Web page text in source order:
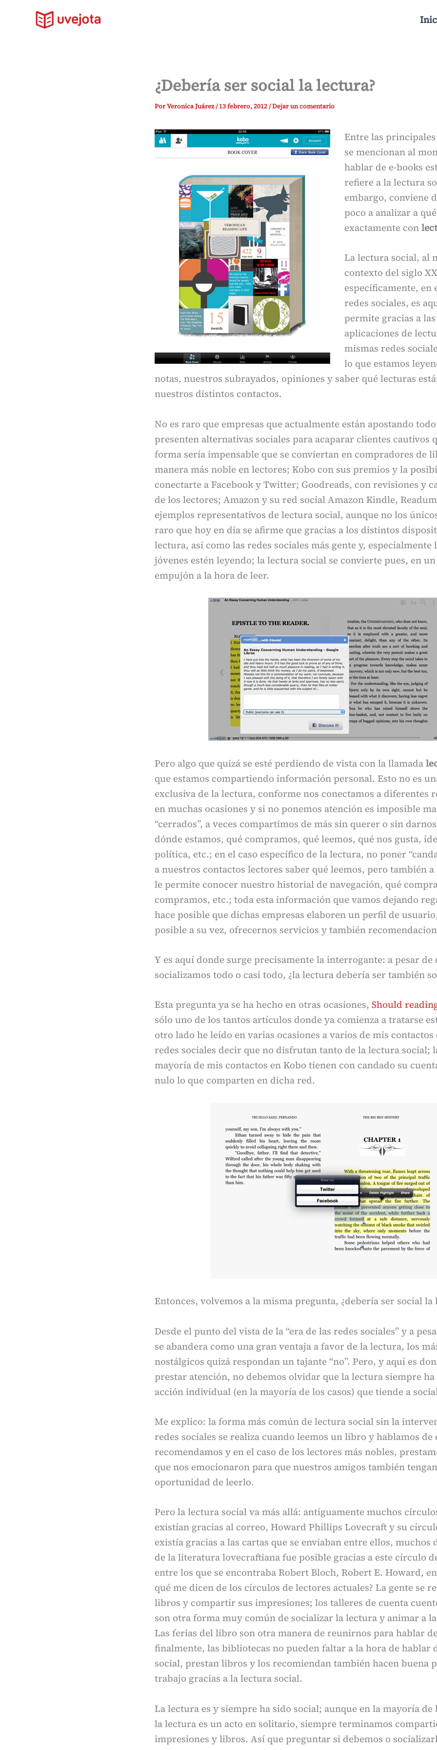
¿Debería ser social la lectura?
PorVeronica Juárez/13 febrero, 2012/Dejar un comentario
Entre las
se mencionan al
hablar de e-books
refiere a la lectura
embargo, conviene
poco a analizar a
exactamente con
La lectura social, al
contexto del siglo
específicamente, en
redes sociales, es
permite gracias a
aplicaciones de
mismas redes
lo que estamos
notas, nuestros subrayados, opiniones y saber qué lecturas
nuestros distintos contactos.
No es raro que empresas que actualmente están apostando
presenten alternativas sociales para acaparar clientes cautivos
forma sería impensable que se conviertan en compradores de
manera más noble en lectores; Kobo con sus premios y la
conectarte a Facebook y Twitter; Goodreads, con revisiones y
de los lectores; Amazon y su red social Amazon Kindle,
ejemplos representativos de lectura social, aunque no los
raro que hoy en día se afirme que gracias a los distintos
lectura, así como las redes sociales más gente y, especialmente
jóvenes estén leyendo; la lectura social se convierte pues, en
empujón a la hora de leer.
Pero algo que quizá se esté perdiendo de vista con la llamada
que estamos compartiendo información personal. Esto no es
exclusiva de la lectura, conforme nos conectamos a diferentes
en muchas ocasiones y si no ponemos atención es imposible
“cerrados”, a veces compartimos de más sin querer o sin
dónde estamos, qué compramos, qué leemos, qué nos gusta,
política, etc.; en el caso específico de la lectura, no poner
a nuestros contactos lectores saber qué leemos, pero también a
le permite conocer nuestro historial de navegación, qué
compramos, etc.; toda esta información que vamos dejando
hace posible que dichas empresas elaboren un perfil de
posible a su vez, ofrecernos servicios y también
Y es aquí donde surge precisamente la interrogante: a pesar de
socializamos todo o casi todo, ¿la lectura debería ser también
Esta pregunta ya se ha hecho en otras ocasiones, Should
sólo uno de los tantos artículos donde ya comienza a tratarse
otro lado he leído en varias ocasiones a varios de mis
redes sociales decir que no disfrutan tanto de la lectura social;
mayoría de mis contactos en Kobo tienen con candado su
nulo lo que comparten en dicha red.
Entonces, volvemos a la misma pregunta, ¿debería ser social la
Desde el punto del vista de la “era de las redes sociales” y a
se abandera como una gran ventaja a favor de la lectura, los
nostálgicos quizá respondan un tajante “no”. Pero, y aquí es
prestar atención, no debemos olvidar que la lectura siempre
acción individual (en la mayoría de los casos) que tiende a
Me explico: la forma más común de lectura social sin la
redes sociales se realiza cuando leemos un libro y hablamos de
recomendamos y en el caso de los lectores más nobles,
que nos emocionaron para que nuestros amigos también
oportunidad de leerlo.
Pero la lectura social va más allá: antiguamente muchos
existían gracias al correo, Howard Phillips Lovecraft y su
existía gracias a las cartas que se enviaban entre ellos, muchos
de la literatura lovecraftiana fue posible gracias a este círculo
entre los que se encontraba Robert Bloch, Robert E. Howard,
qué me dicen de los círculos de lectores actuales? La gente se
libros y compartir sus impresiones; los talleres de cuenta
son otra forma muy común de socializar la lectura y animar a la
Las ferias del libro son otra manera de reunirnos para hablar
finalmente, las bibliotecas no pueden faltar a la hora de hablar
social, prestan libros y los recomiendan también hacen buena
trabajo gracias a la lectura social.
La lectura es y siempre ha sido social; aunque en la mayoría de
la lectura es un acto en solitario, siempre terminamos
impresiones y libros. Así que preguntar si debemos o